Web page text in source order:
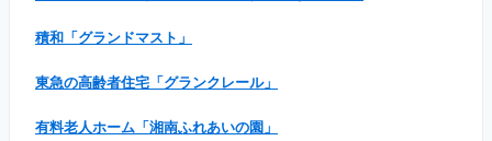
積和「グランドマスト」
東急の高齢者住宅「グランクレール」
有料老人ホーム「湘南ふれあいの園」